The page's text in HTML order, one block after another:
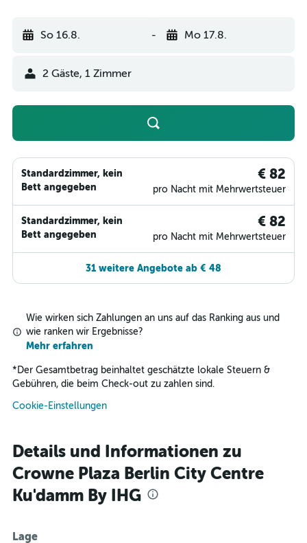
So 16.8. - Mo 17.8.
2 Gäste, 1 Zimmer
Standardzimmer, kein
Bett angegeben
€ 82
pro Nacht mit Mehrwertsteuer
Standardzimmer, kein
Bett angegeben
€ 82
pro Nacht mit Mehrwertsteuer
31 weitere Angebote ab € 48
Wie wirken sich Zahlungen an uns auf das Ranking aus und
wie ranken wir Ergebnisse?
Mehr erfahren
* Der Gesamtbetrag beinhaltet geschätzte lokale Steuern &
Gebühren, die beim Check-out zu zahlen sind.
Cookie-Einstellungen
Details und Informationen zu
Crowne Plaza Berlin City Centre
Ku'damm By IHG
Lage